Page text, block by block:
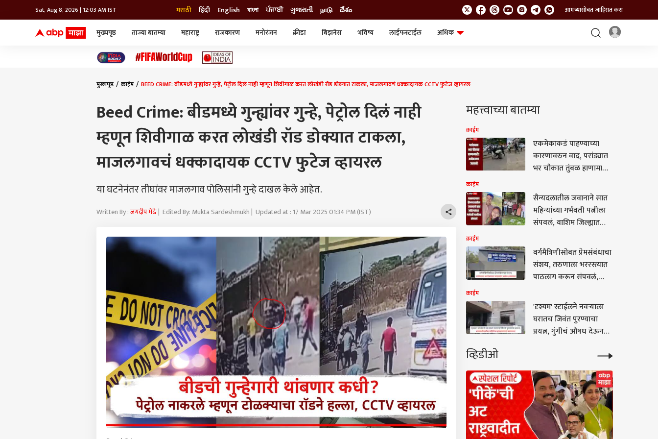
Sat, Aug 8, 2026 | 12:03 AM IST मराठी हिंदी English বাংলা ਪੰਜਾਬੀ ગુજરાતી நாடு దేశం आमच्यासोबत जाहिरात करा
मुख्यपृष्ठ ताज्या बातम्या महाराष्ट्र राजकारण मनोरंजन क्रीडा बिझनेस भविष्य लाईफस्टाईल
अधिक
मुख्यपृष्ठ क्राईम BEED CRIME: बीडमध्ये गुन्ह्यांवर गुन्हे, पेट्रोल दिलं नाही म्हणून शिवीगाळ करत लोखंडी रॉड डोक्यात टाकला, माजलगावचं धक्कादायक CCTV फुटेज व्हायरल
Beed Crime: बीडमध्ये गुन्ह्यांवर गुन्हे, पेट्रोल दिलं नाही
म्हणून शिवीगाळ करत लोखंडी रॉड डोक्यात टाकला,
माजलगावचं धक्कादायक CCTV फुटेज व्हायरल
या घटनेनंतर तीघांवर माजलगाव पोलिसांनी गुन्हे दाखल केले आहेत.
Written By :जयदीप मेढे| Edited By: Mukta Sardeshmukh | Updated at : 17 Mar 2025 01:34 PM (IST)
महत्त्वाच्या बातम्या
क्राईम
एकमेकाकडं पाहण्याच्या
कारणावरुन वाद, परांड्यात
भर चौकात तुंबळ हाणामारी,
क्राईम
सैन्यदलातील जवानाने सात
महिन्यांच्या गर्भवती पत्नीला
संपवलं, वाशिम जिल्ह्यात
अनैतिक संबंध असल्याचा
नातेवाईकांचा आरोप
क्राईम
वर्गमैत्रिणीसोबत प्रेमसंबंधाचा
संशय, तरुणाला भररस्त्यात
पाठलाग करून संपवलं,
क्राईम
'दृश्यम' स्टाईलने नवऱ्याला
घरातच जिवंत पुरण्याचा
प्रयत्न, गुंगीचं औषध देऊन
बारामतीमधील महिलेचा
हादरवणारा कारनामा
व्हिडीओ